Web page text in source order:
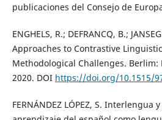
publicaciones del Consejo de
ENGHELS, R.; DEFRANCQ, B.;
Approaches to Contrastive
Methodological Challenges. Berlim:
2020. DOI https://doi.org/10.1515/
FERNÁNDEZ LÓPEZ, S.